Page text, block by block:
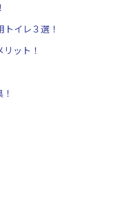
イレ３選！
ット！